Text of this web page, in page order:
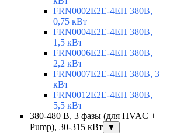
FRN0002E2E-4EH 380В,
0,75 кВт
FRN0004E2E-4EH 380В,
1,5 кВт
FRN0006E2E-4EH 380В,
2,2 кВт
FRN0007E2E-4EH 380В, 3
кВт
FRN0012E2E-4EH 380В,
5,5 кВт
380-480 В, 3 фазы (для HVAC +
Pump), 30-315 кВт
▼